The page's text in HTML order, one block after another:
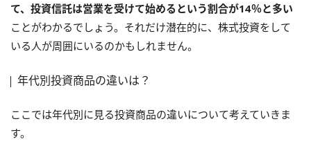
て、投資信託は営業を受けて始めるという割合が14％と多い
ことがわかるでしょう。それだけ潜在的に、株式投資をして
いる人が周囲にいるのかもしれません。
年代別投資商品の違いは？
ここでは年代別に見る投資商品の違いについて考えていきま
す。